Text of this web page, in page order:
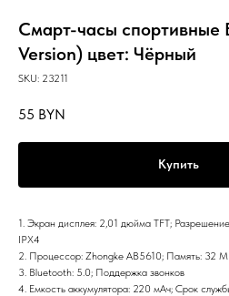
Смарт-часы спортивные
Version) цвет: Чёрный
SKU: 23211
55 BYN
Купить
1. Экран дисплея: 2,01 дюйма TFT;
IPX4
2. Процессор: Zhongke AB5610; Память: 32
3. Bluetooth: 5.0; Поддержка звонков
4. Емкость аккумулятора: 220 мАч; Срок